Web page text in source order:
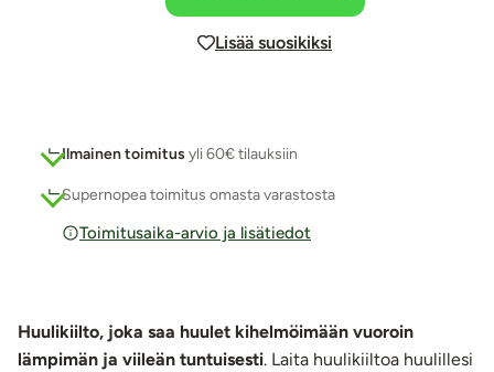
Lisää suosikiksi
Ilmainen toimitus yli 60€ tilauksiin
Supernopea toimitus omasta varastosta
Toimitusaika-arvio ja lisätiedot
Huulikiilto, joka saa huulet kihelmöimään vuoroin
lämpimän ja viileän tuntuisesti. Laita huulikiiltoa huulillesi